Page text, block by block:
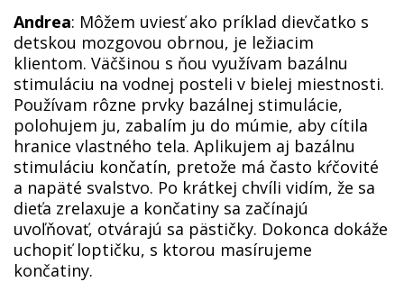
Andrea: Môžem uviesť ako príklad dievčatko s
detskou mozgovou obrnou, je ležiacim
klientom. Väčšinou s ňou využívam bazálnu
stimuláciu na vodnej posteli v bielej miestnosti.
Používam rôzne prvky bazálnej stimulácie,
polohujem ju, zabalím ju do múmie, aby cítila
hranice vlastného tela. Aplikujem aj bazálnu
stimuláciu končatín, pretože má často kŕčovité
a napäté svalstvo. Po krátkej chvíli vidím, že sa
dieťa zrelaxuje a končatiny sa začínajú
uvoľňovať, otvárajú sa pästičky. Dokonca dokáže
uchopiť loptičku, s ktorou masírujeme
končatiny.